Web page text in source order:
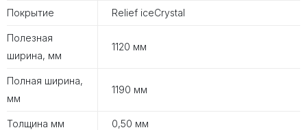
Покрытие Relief iceCrystal
Полезная
ширина, мм
1120 мм
Полная ширина,
мм
1190 мм
Толщина мм 0,50 мм